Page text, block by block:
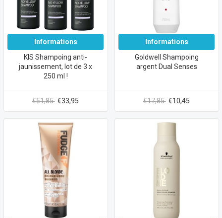
Informations
KIS Shampoing anti-
jaunissement, lot de 3 x
250 ml !
€51,85 €33,95
Informations
Goldwell Shampoing
argent Dual Senses
€17,85 €10,45